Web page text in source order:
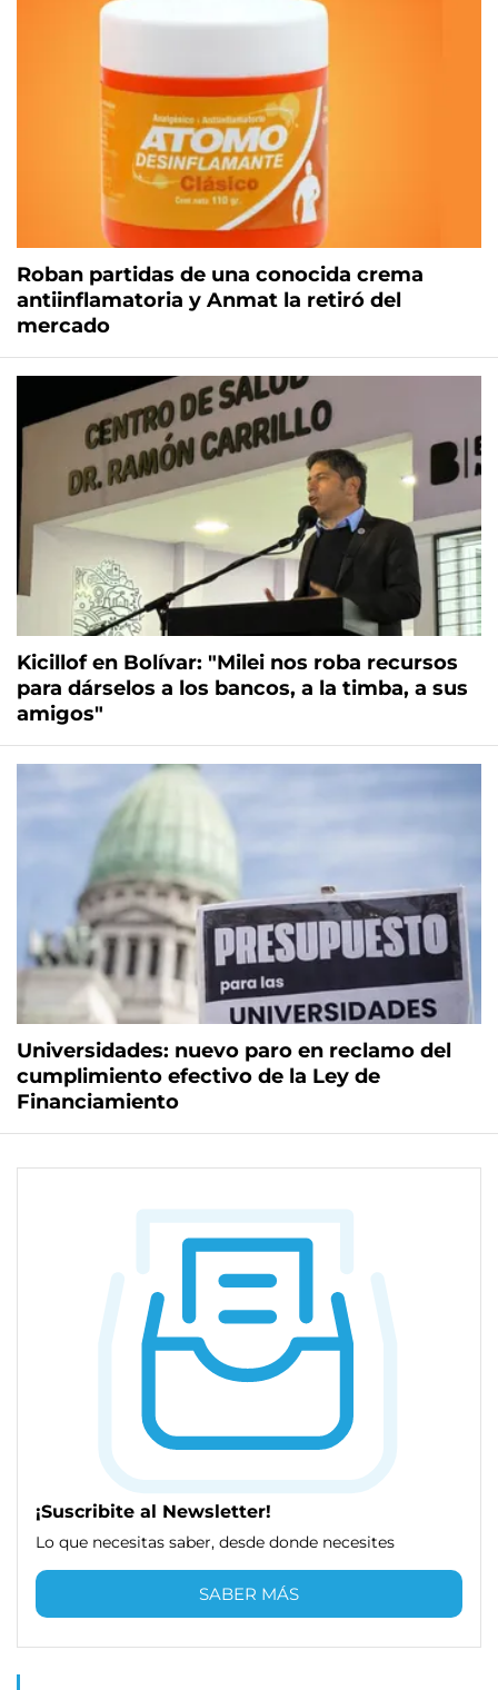
Roban partidas de una conocida crema
antiinflamatoria y Anmat la retiró del
mercado
Kicillof en Bolívar: "Milei nos roba recursos
para dárselos a los bancos, a la timba, a sus
amigos"
Universidades: nuevo paro en reclamo del
cumplimiento efectivo de la Ley de
Financiamiento
¡Suscribite al Newsletter!
Lo que necesitas saber, desde donde necesites
SABER MÁS